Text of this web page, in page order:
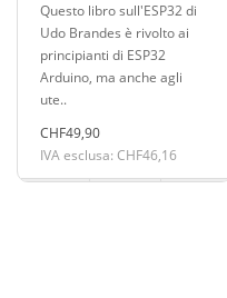
Handbuch von Udo
Brandes
Questo libro sull'ESP32 di
Udo Brandes è rivolto ai
principianti di ESP32
Arduino, ma anche agli
ute..
CHF49,90
IVA esclusa: CHF46,16